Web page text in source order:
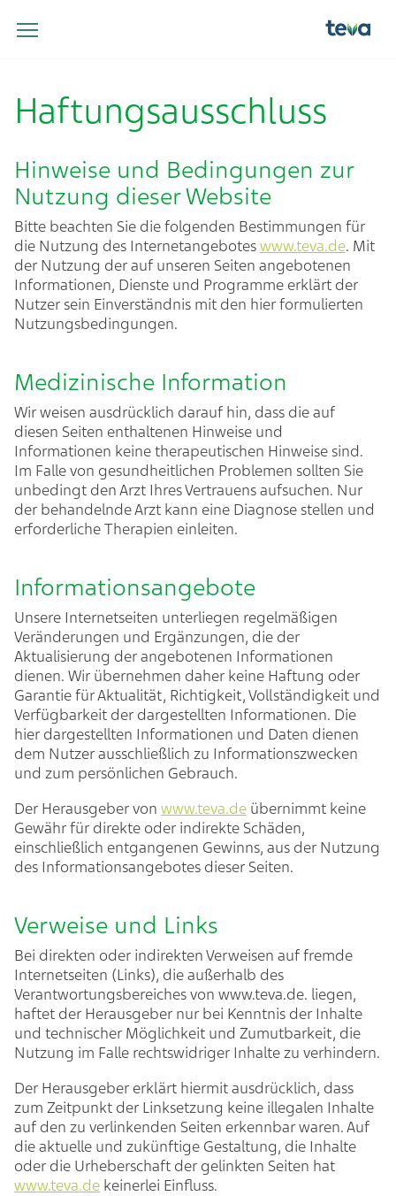
Haftungsausschluss
Hinweise und Bedingungen zur
Nutzung dieser Website
Bitte beachten Sie die folgenden Bestimmungen für
die Nutzung des Internetangeboteswww.teva.de. Mit
der Nutzung der auf unseren Seiten angebotenen
Informationen, Dienste und Programme erklärt der
Nutzer sein Einverständnis mit den hier formulierten
Nutzungsbedingungen.
Medizinische Information
Wir weisen ausdrücklich darauf hin, dass die auf
diesen Seiten enthaltenen Hinweise und
Informationen keine therapeutischen Hinweise sind.
Im Falle von gesundheitlichen Problemen sollten Sie
unbedingt den Arzt Ihres Vertrauens aufsuchen. Nur
der behandelnde Arzt kann eine Diagnose stellen und
erforderliche Therapien einleiten.
Informationsangebote
Unsere Internetseiten unterliegen regelmäßigen
Veränderungen und Ergänzungen, die der
Aktualisierung der angebotenen Informationen
dienen. Wir übernehmen daher keine Haftung oder
Garantie für Aktualität, Richtigkeit, Vollständigkeit und
Verfügbarkeit der dargestellten Informationen. Die
hier dargestellten Informationen und Daten dienen
dem Nutzer ausschließlich zu Informationszwecken
und zum persönlichen Gebrauch.
Der Herausgeber von www.teva.de übernimmt keine
Gewähr für direkte oder indirekte Schäden,
einschließlich entgangenen Gewinns, aus der Nutzung
des Informationsangebotes dieser Seiten.
Verweise und Links
Bei direkten oder indirekten Verweisen auf fremde
Internetseiten (Links), die außerhalb des
Verantwortungsbereiches von www.teva.de. liegen,
haftet der Herausgeber nur bei Kenntnis der Inhalte
und technischer Möglichkeit und Zumutbarkeit, die
Nutzung im Falle rechtswidriger Inhalte zu verhindern.
Der Herausgeber erklärt hiermit ausdrücklich, dass
zum Zeitpunkt der Linksetzung keine illegalen Inhalte
auf den zu verlinkenden Seiten erkennbar waren. Auf
die aktuelle und zukünftige Gestaltung, die Inhalte
oder die Urheberschaft der gelinkten Seiten hat
www.teva.de keinerlei Einfluss.